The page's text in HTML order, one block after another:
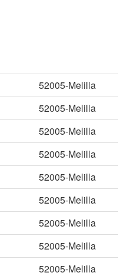
52005-Melilla
52005-Melilla
52005-Melilla
52005-Melilla
52005-Melilla
52005-Melilla
52005-Melilla
52005-Melilla
52005-Melilla